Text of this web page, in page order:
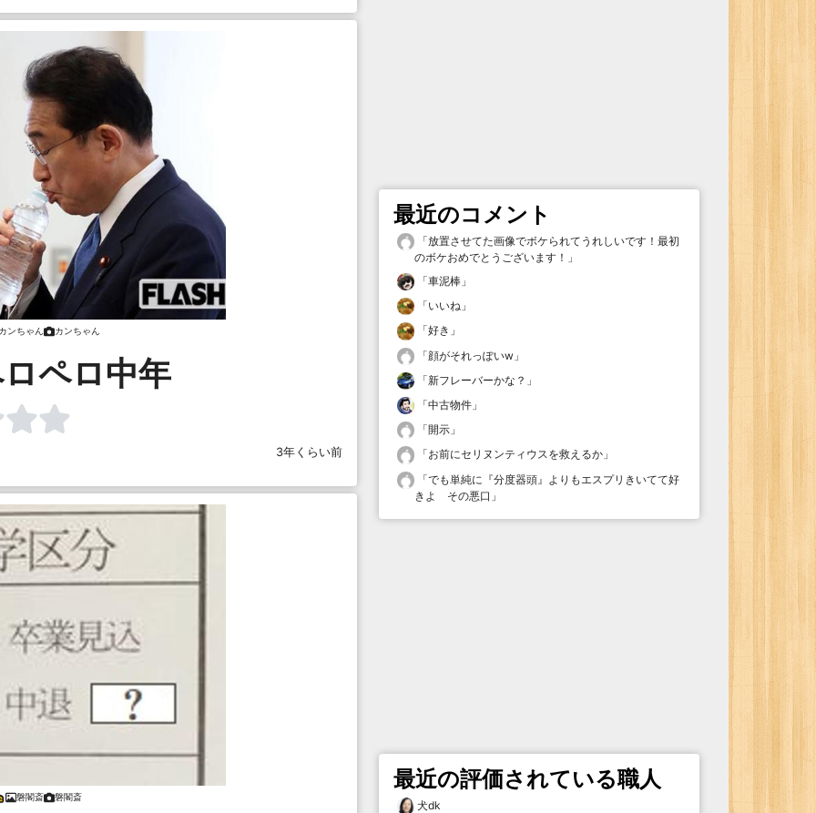
ンちゃん カンちゃん
ペロ中年
3年くらい前
磐閣斎 磐閣斎
最近のコメント
「放置させてた画像でボケられてうれしいです！最初
のボケおめでとうございます！ 」
「車泥棒 」
「いいね 」
「好き 」
「顔がそれっぽいw 」
「新フレーバーかな？ 」
「中古物件 」
「開示 」
「お前にセリヌンティウスを救えるか 」
「でも単純に『分度器頭』よりもエスプリきいてて好
きよ その悪口 」
最近の評価されている職人
犬dk